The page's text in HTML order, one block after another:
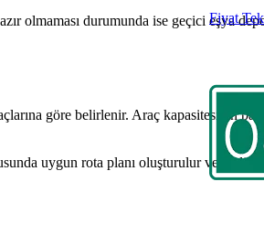
Fiyat
olmaması durumunda ise geçici eşya
göre belirlenir. Araç kapasitesinin
uygun rota planı oluşturulur ve